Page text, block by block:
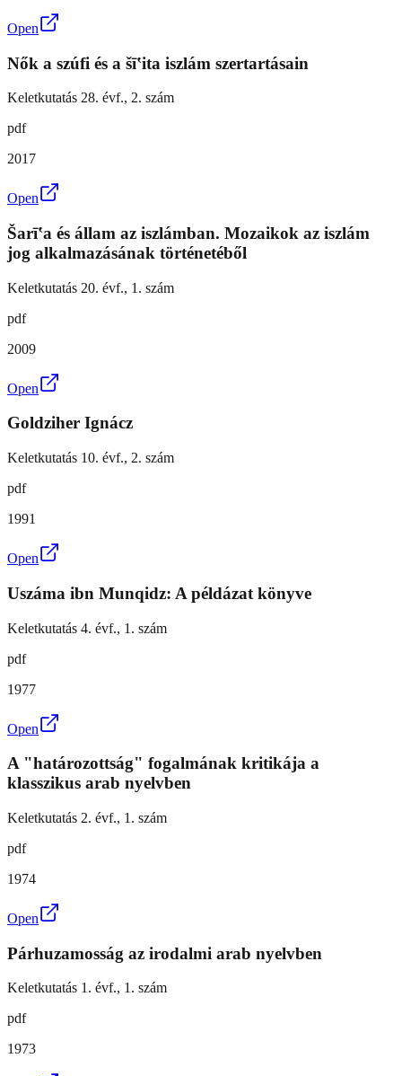
Open
Nők a szúfi és a šī‛ita iszlám szertartásain
Keletkutatás 28. évf., 2. szám
pdf
2017
Open
Šarī‛a és állam az iszlámban. Mozaikok az iszlám
jog alkalmazásának történetéből
Keletkutatás 20. évf., 1. szám
pdf
2009
Open
Goldziher Ignácz
Keletkutatás 10. évf., 2. szám
pdf
1991
Open
Uszáma ibn Munqidz: A példázat könyve
Keletkutatás 4. évf., 1. szám
pdf
1977
Open
A "határozottság" fogalmának kritikája a
klasszikus arab nyelvben
Keletkutatás 2. évf., 1. szám
pdf
1974
Open
Párhuzamosság az irodalmi arab nyelvben
Keletkutatás 1. évf., 1. szám
pdf
1973